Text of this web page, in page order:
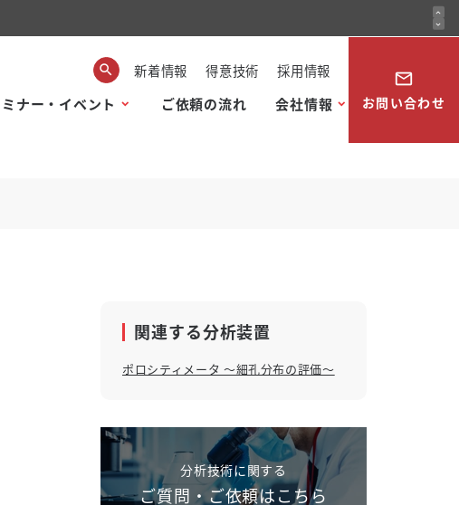
expand_less
expand_more
新着情報 得意技術
採用情報
ナー・イベント ご依頼の流れ 会社情報
mail_outline
お問い合わせ
関連する分析装置
ポロシティメータ ～細孔分布の評価～
分析技術に関する
ご質問・ご依頼はこちら